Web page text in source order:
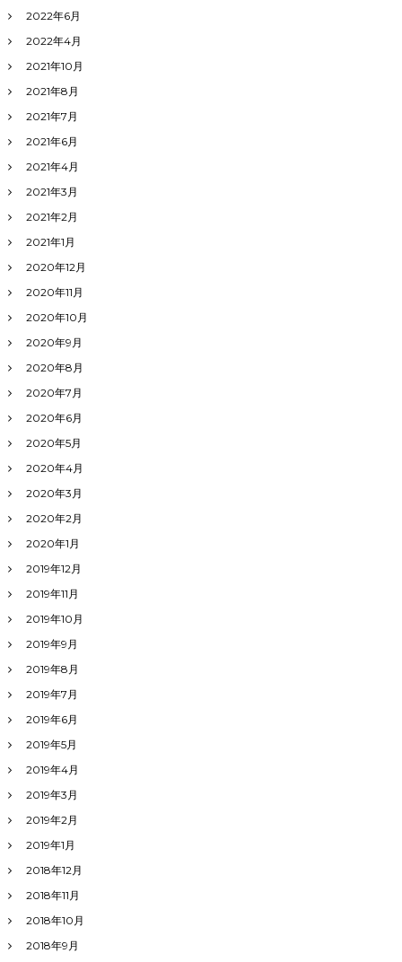
2022年6月
2022年4月
2021年10月
2021年8月
2021年7月
2021年6月
2021年4月
2021年3月
2021年2月
2021年1月
2020年12月
2020年11月
2020年10月
2020年9月
2020年8月
2020年7月
2020年6月
2020年5月
2020年4月
2020年3月
2020年2月
2020年1月
2019年12月
2019年11月
2019年10月
2019年9月
2019年8月
2019年7月
2019年6月
2019年5月
2019年4月
2019年3月
2019年2月
2019年1月
2018年12月
2018年11月
2018年10月
2018年9月